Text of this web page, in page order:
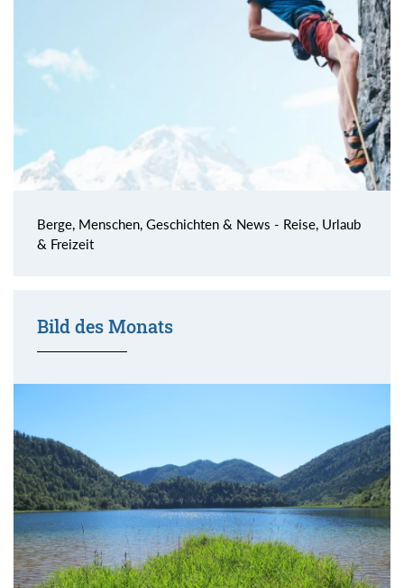
Berge, Menschen, Geschichten & News - Reise, Urlaub
& Freizeit
Bild des Monats